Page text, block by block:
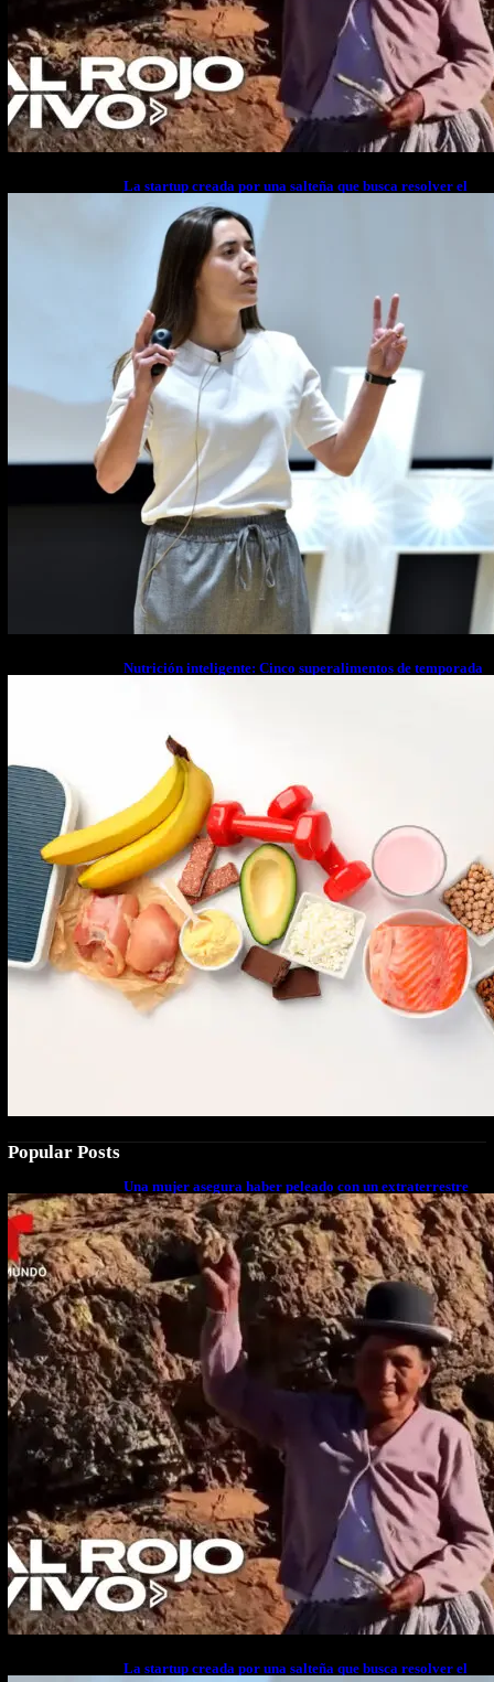
La startup creada por una salteña que busca resolver el
estrés financiero en Latinoamérica
Nutrición inteligente: Cinco superalimentos de temporada
Popular Posts
Una mujer asegura haber peleado con un extraterrestre
cuerpo a cuerpo
La startup creada por una salteña que busca resolver el